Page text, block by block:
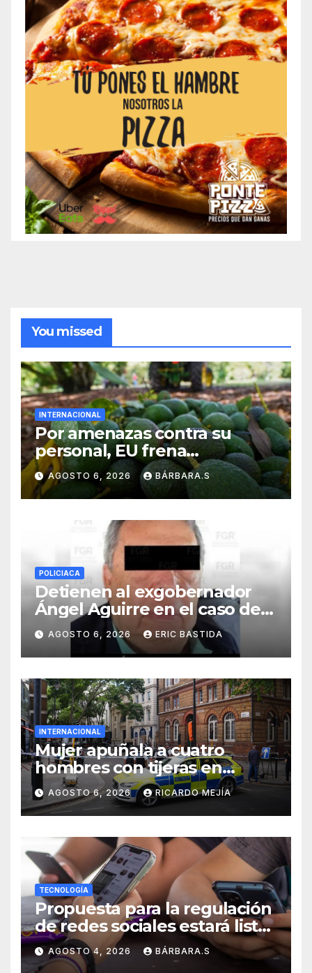
You missed
INTERNACIONAL
Por amenazas contra su
personal, EU frena
exportación de aguacate
AGOSTO 6, 2026 BÁRBARA.S
POLICIACA
Detienen al exgobernador
Ángel Aguirre en el caso de
la desaparición de los 43
estudiantes de Ayotzinapa
AGOSTO 6, 2026 ERIC BASTIDA
INTERNACIONAL
Mujer apuñala a cuatro
hombres con tijeras en
Londres: «Es una persona sin
hogar»
AGOSTO 6, 2026 RICARDO MEJÍA
TECNOLOGÍA
Propuesta para la regulación
de redes sociales estará lista
a finales de agosto:
Sheinbaum
AGOSTO 4, 2026 BÁRBARA.S